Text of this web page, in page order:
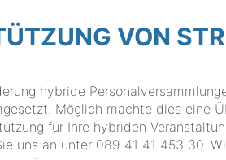
VON
hybride
Möglich machte dies eine
für Ihre hybriden
uns an unter 089 41 41 453 30.